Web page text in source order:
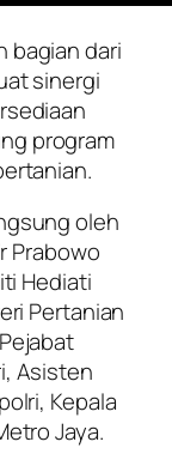
bagian dari
sinergi
program
oleh
Prabowo
Hediati
Pertanian
Asisten
Kepala
Jaya.